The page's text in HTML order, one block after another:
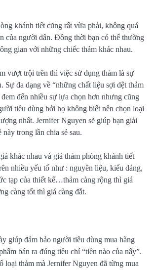
khánh tiết cũng rất vừa phải, không quá
của người dân. Đồng thời bạn có thể thường
gian với những chiếc thảm khác nhau.
vượt trội trên thì việc sử dụng thảm là sự
Sự đa dạng về “những chất liệu sợi dệt thảm
đến nhiều sự lựa chọn hơn nhưng cũng
tiêu dùng bởi họ không biết nên chọn loại
nhất. Jernifer Nguyen sẽ giúp bạn giải
trong lần chia sẻ sau.
khác nhau và giá thảm phòng khánh tiết
nhiều yếu tố như : nguyên liệu, kiểu dáng,
tạp của thiết kế…thảm càng rộng thì giá
càng tốt thì giá càng đắt.
giúp đảm bảo người tiêu dùng mua hàng
bán ra đúng tiêu chí “tiền nào của nấy”.
loại thảm mà Jernifer Nguyen đã từng mua